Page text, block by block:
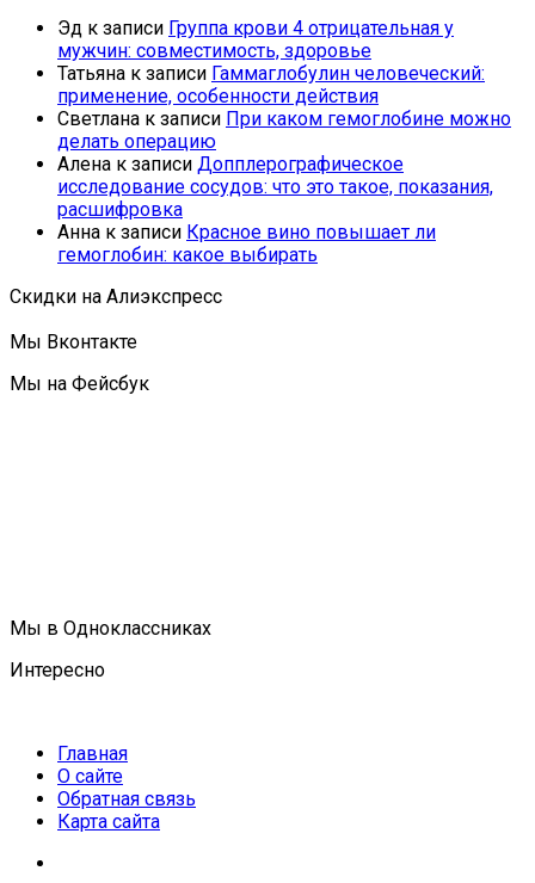
Эд к записи Группа крови 4 отрицательная у
мужчин: совместимость, здоровье
Татьяна к записи Гаммаглобулин человеческий:
применение, особенности действия
Светлана к записи При каком гемоглобине можно
делать операцию
Алена к записи Допплерографическое
исследование сосудов: что это такое, показания,
расшифровка
Анна к записи Красное вино повышает ли
гемоглобин: какое выбирать
Скидки на Алиэкспресс
Мы Вконтакте
Мы на Фейсбук
Мы в Одноклассниках
Интересно
Главная
О сайте
Обратная связь
Карта сайта